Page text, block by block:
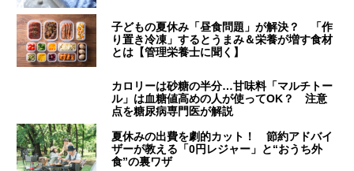
子どもの夏休み「昼食問題」が解決？ 「作
り置き冷凍」するとうまみ＆栄養が増す食材
とは【管理栄養士に聞く】
カロリーは砂糖の半分…甘味料「マルチトー
ル」は血糖値高めの人が使ってOK？ 注意
点を糖尿病専門医が解説
夏休みの出費を劇的カット！ 節約アドバイ
ザーが教える「0円レジャー」と“おうち外
食”の裏ワザ